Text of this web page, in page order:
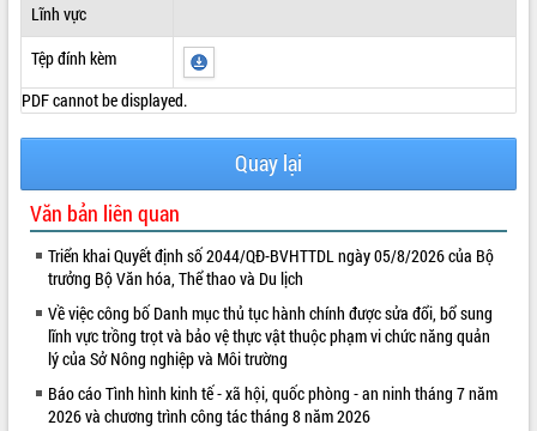
VIDEO
Loading the player...
Lĩnh vực
Tệp đính kèm
PDF cannot be displayed.
Quay lại
Văn bản liên quan
Triển khai Quyết định số 2044/QĐ-BVHTTDL ngày 05/8/2026 của Bộ
trưởng Bộ Văn hóa, Thể thao và Du lịch
Về việc công bố Danh mục thủ tục hành chính được sửa đổi, bổ sung
lĩnh vực trồng trọt và bảo vệ thực vật thuộc phạm vi chức năng quản
lý của Sở Nông nghiệp và Môi trường
Báo cáo Tình hình kinh tế - xã hội, quốc phòng - an ninh tháng 7 năm
2026 và chương trình công tác tháng 8 năm 2026